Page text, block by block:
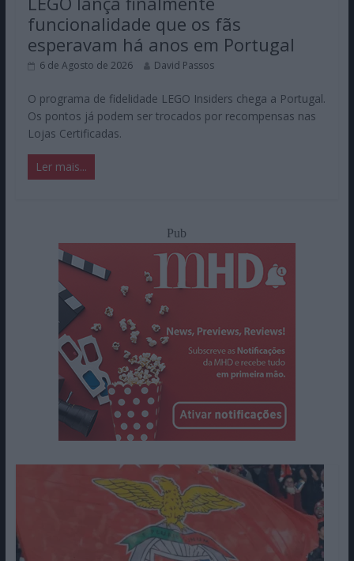
funcionalidade que os fãs
esperavam há anos em Portugal
6 de Agosto de 2026 David Passos
O programa de fidelidade LEGO Insiders chega a Portugal.
Os pontos já podem ser trocados por recompensas nas
Lojas Certificadas.
Ler mais...
Pub